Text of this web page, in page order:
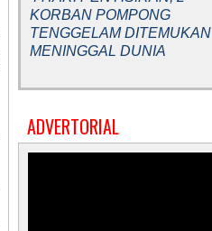
KORBAN POMPONG
TENGGELAM DITEMUKAN
MENINGGAL DUNIA
ADVERTORIAL